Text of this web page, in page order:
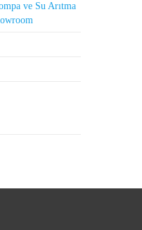
ve Su Arıtma